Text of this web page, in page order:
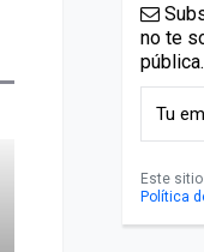
no te
pública.
Este
Política